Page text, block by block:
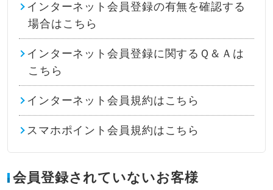
インターネット会員登録の有無を確認する
場合はこちら
インターネット会員登録に関するＱ＆Ａは
こちら
インターネット会員規約はこちら
スマホポイント会員規約はこちら
会員登録されていないお客様